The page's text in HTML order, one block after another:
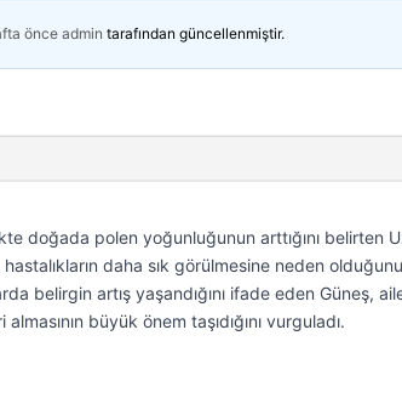
önce admin tarafından güncellenmiştir.
doğada polen yoğunluğunun arttığını belirten
daha sık görülmesine neden
belirgin artış yaşandığını ifade eden Güneş,
büyük önem taşıdığını vurguladı.